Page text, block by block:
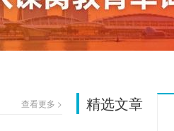
查看更多 > 精选文章